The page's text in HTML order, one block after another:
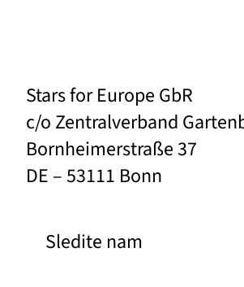
Stars for Europe GbR
c/o Zentralverband
Bornheimerstraße 37
DE – 53111 Bonn
Sledite nam